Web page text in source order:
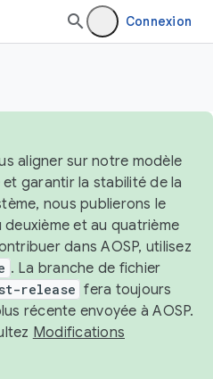
Connexion
aligner sur notre modèle
garantir la stabilité de la
nous publierons le
et au quatrième
dans AOSP, utilisez
. La branche de fichier
release fera toujours
récente envoyée à AOSP.
Modifications